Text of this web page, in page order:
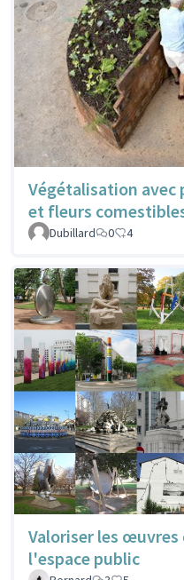
Végétalisation avec
et fleurs
Dubillard
0 4
Valoriser les
l'espace public